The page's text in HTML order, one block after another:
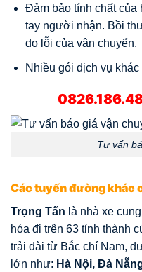
Đảm bảo tính chất của
tay người nhận. Bồi
do lỗi của vận chuyển.
Nhiều gói dịch vụ
Tư vấn
Các tuyến đường khác
Trọng Tấn là nhà xe
hóa đi trên 63 tỉnh thành
trải dài từ Bắc chí Nam,
lớn như: Hà Nội, Đà